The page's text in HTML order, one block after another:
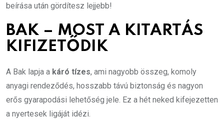
beírása után gördítesz lejjebb!
BAK – MOST A KITARTÁS
KIFIZETŐDIK
A Bak lapja a káró tízes, ami nagyobb összeg, komoly
anyagi rendeződés, hosszabb távú biztonság és nagyon
erős gyarapodási lehetőség jele. Ez a hét neked kifejezetten
a nyertesek ligáját idézi.